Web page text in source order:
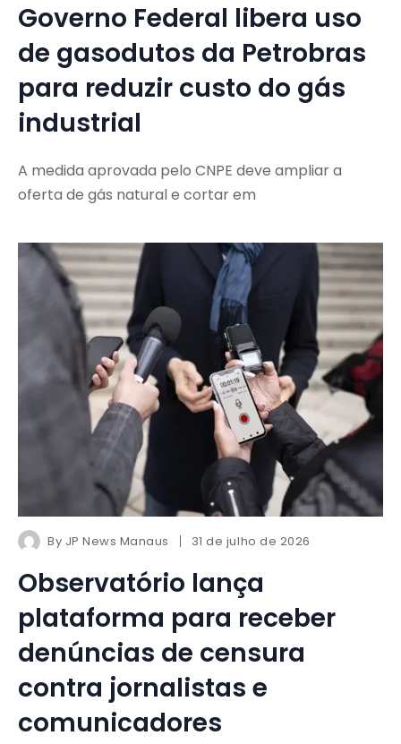
Governo Federal libera uso
de gasodutos da Petrobras
para reduzir custo do gás
industrial
A medida aprovada pelo CNPE deve ampliar a
oferta de gás natural e cortar em
By JP News Manaus 31 de julho de 2026
Observatório lança
plataforma para receber
denúncias de censura
contra jornalistas e
comunicadores